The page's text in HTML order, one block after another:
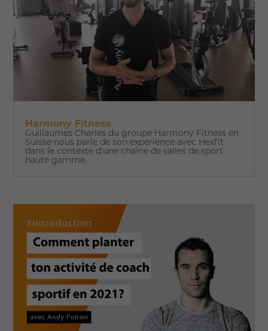
Harmony Fitness
Guillaumes Charles du groupe Harmony Fitness en
Suisse nous parle de son expérience avec Hexfit
dans le contexte d'une chaîne de salles de sport
haute gamme.